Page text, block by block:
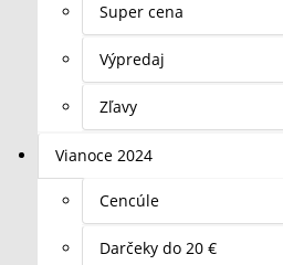
Super cena
Výpredaj
Zľavy
Vianoce 2024
Cencúle
Darčeky do 20 €